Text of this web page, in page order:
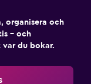
organisera och
– och
du bokar.